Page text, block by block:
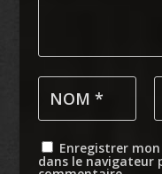
Enregistrer
dans le navigateur